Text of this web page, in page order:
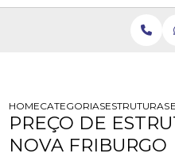
HOMECATEGORIASESTRUTURAS
PREÇO DE
NOVA FRIBURGO